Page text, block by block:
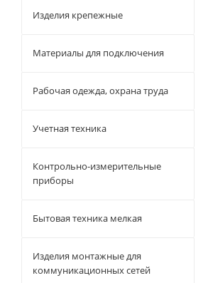
Изделия крепежные
Материалы для подключения
Рабочая одежда, охрана труда
Учетная техника
Контрольно-измерительные
приборы
Бытовая техника мелкая
Изделия монтажные для
коммуникационных сетей